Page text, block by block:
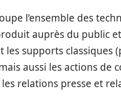
l’ensemble des
auprès du public
supports classiques
aussi les actions de
relations presse et